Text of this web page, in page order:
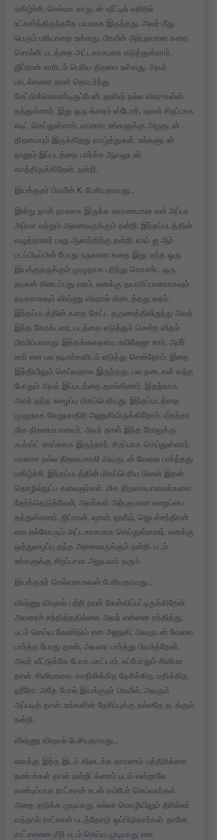
மகிழ்ச்சி. செல்வா சாருடன் ஷீட்டில் எதிரில்
உட்கார்ந்திருந்ததே பயமாக இருந்தது. அவர் மீது
பெரும் மரியாதை உள்ளது. பிரவீன் அற்புதமான கதை
சொல்லி. படத்தை அட்டகாசமாக எடுத்துள்ளார்.
ஜிப்ரான் சாரிடம் பெரிய திறமை உள்ளது. அவர்
பாடல்களை நான் தொடர்ந்து
கேட்டுக்கொண்டிருப்பேன். ஹரிஷ் நல்ல விஷுவல்ஸ்
தந்துள்ளார். இது ஒரு க்ரைம் ஸ்டோரி, ஷான் சிறப்பாக
எடிட் செய்துள்ளார். மானசா உங்களுக்கு அழகுடன்
திறமையும் இருக்கிறது வாழ்த்துகள். உங்களுடன்
நானும் இப்படத்தை பார்க்க ஆவலுடன்
காத்திருக்கிறேன். நன்றி.
இயக்குநர் பிரவீன் K. பேசியதாவது..,
இன்று நான் நானாக இருக்க காரணமான என் அப்பா
அம்மா மற்றும் அனைவருக்கும் நன்றி. இந்தப்படத்தின்
எழுத்தாளர் மனு ஆனந்திற்கு நன்றி. எஃப் ஐ ஆர்
படப்பிடிப்பின் போது உருவான கதை இது. எந்த ஒரு
இயக்குநருக்கும் முழுதாக புரிந்து கொண்ட ஒரு
நடிகன் கிடைப்பது வரம். எனக்கு தயாரிப்பாளராகவும்
நடிகராகவும் விஷ்ணு விஷால் கிடைத்தது வரம்.
இந்தப்படத்தின் கதை கேட்ட தருணத்திலிருந்து அவர்
இந்த கேரக்டரை, படத்தை எடுத்துச் சென்ற விதம்
பிரமிப்பானது. இந்தக்கதையை ரவிதேஜா சார், அமீர்
சார் என பல நடிகர்களிடம் எடுத்து சென்றோம். இதை
இந்தியிலும் செய்வதாக இருந்தது. பல தடைகள் வந்த
போதும் அவர் இப்படத்தை தாங்கினார். இதற்காக
அவர் தந்த உழைப்பு மிகப்பெரியது. இந்தப்படத்தை
முழுதாக வேறுமாதிரி அணுகியிருக்கிறோம். ஷ்ரத்தா
மிக திறமையானவர், அவர் தான் இந்த ரோலுக்கு
ஃபர்ஸ்ட் சாய்ஸாக இருந்தார். சிறப்பாக செய்துள்ளார்.
மானசா நல்ல திறமைசாலி அவருடன் வேலை பார்த்தது
மகிழ்ச்சி. இந்தப்படத்தின் மிகப்பெரிய பிளஸ் இதன்
தொழில்நுட்ப கலைஞர்கள். மிக திறமையானவர்களை
தேர்ந்தெடுத்தேன், அவர்கள் அற்புதமான உழைப்பை
தந்துள்ளனர். ஜிப்ரான், ஷான், ஹரீஷ், ஜெயச்சந்திரன்
என எல்லோரும் அட்டகாசமாக செய்துள்ளனர். எனக்கு
ஒத்துழைப்பு தந்த அனைவருக்கும் நன்றி. படம்
உங்களுக்கு சிறப்பான அனுபவம் தரும்.
இயக்குநர் செல்வராகவன் பேசியதாவது..,
விஷ்ணு விஷால் பற்றி நான் கேள்விப்பட்டிருக்கிறேன்,
அவரைச் சந்தித்ததில்லை. அவர் என்னை சந்தித்து,
படம் செய்ய வேண்டும் என அணுகி, அவருடன் வேலை
பார்த்த போது தான், அவரை பார்த்து பிரமித்தேன்.
அவர் வீட்டுக்கே போக மாட்டார். எப்போதும் சினிமா
தான். சினிமாவை காதிலிக்கிற நேசிக்கிற, மதிக்கிற,
ஹீரோ. அதே போல் இயக்குநர் பிரவீன், அவரும்
அப்படித் தான். உங்களின் நேசிப்புக்கு நல்லதே நடக்கும்.
நன்றி.
விஷ்ணு விஷால் பேசியதாவது..,
எனக்கு இந்த இடம் கிடைக்க காரணம் பத்திரிக்கை
நண்பர்கள் தான் நன்றி. க்ரைம் படம் என்றாலே
கண்டிப்பாக ராட்சசன் உடன் கம்பேர் செய்வார்கள்
அதை தடுக்க முடியாது. எல்லா மொழியிலும் திரில்லர்
வந்தால் ராட்சசன் படத்தோடு ஒப்பிடுவார்கள். நானே
ராட்சசனை மீறி படம் செய்ய முடியாது என